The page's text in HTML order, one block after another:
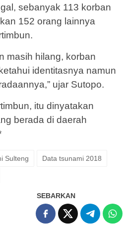
sebanyak 113 korban
152 orang lainnya
masih hilang, korban
identitasnya namun
ujar Sutopo.
itu dinyatakan
berada di daerah
Sulteng Data tsunami 2018
SEBARKAN